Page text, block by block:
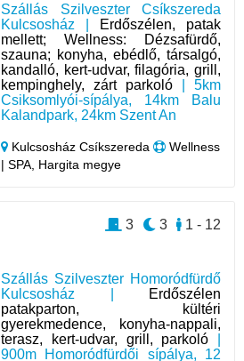
Szállás Szilveszter Csíkszereda
Kulcsosház |
Erdőszélen, patak
mellett; Wellness: Dézsafürdő,
szauna; konyha, ebédlő, társalgó,
kandalló, kert-udvar, filagória, grill,
kempinghely, zárt parkoló | 5km
Csiksomlyói-sípálya, 14km Balu
Kalandpark, 24km Szent An
Kulcsosház Csíkszereda
Wellness
| SPA, Hargita megye
Szállás Szilveszter Homoródfürdő
Kulcsosház |
Erdőszélen
patakparton, kültéri
gyerekmedence, konyha-nappali,
terasz, kert-udvar, grill, parkoló
900m Homoródfürdői sípálya, 12
1 - 12
3
3